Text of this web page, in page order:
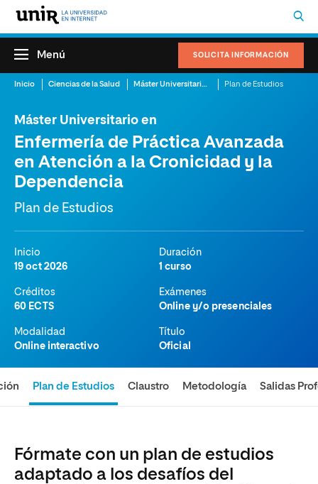
SOLICITA INFORMACIÓN
Menú
Inicio Ciencias de la Salud Máster Universitario en Enfermería de Práctica Avanzada en Atención a la Cronicidad y la Dependencia Plan de Estudios
Máster Universitario en
Enfermería de Práctica Avanzada
en Atención a la Cronicidad y la
Dependencia
Plan de Estudios
Inicio
19 oct 2026
Duración
1 curso
Créditos
60 ECTS
Exámenes
Online y/o presenciales
Modalidad
Online interactivo
Título
Oficial
Plan de Estudios Claustro Metodología Salidas
Fórmate con un plan de estudios
adaptado a los desafíos del